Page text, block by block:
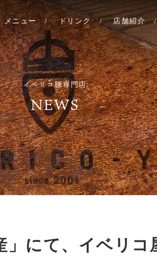
メニュー ドリンク 店舗紹介
六本
北
心
レ
タ
イベリコ豚専門店
NEWS
」にて、イベリ